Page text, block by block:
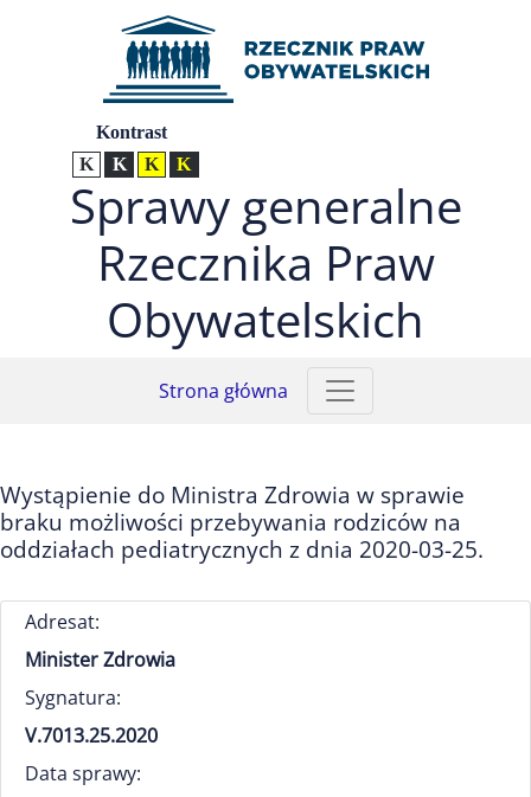
Przejdź do menu głównego (nacisnij Enter)
Przejdź do treści (nacisnij Enter)
Przejdź do mapy serwisu (nacisnij Enter)
UstawieniaKontrast
Kontrast normalny
Kontrast biały tekst na czarnym
Kontrast czarny tekst na żółtym
Sprawy generalne
Rzecznika Praw
Obywatelskich
Strona główna
Wystąpienie do Ministra Zdrowia w sprawie
braku możliwości przebywania rodziców na
oddziałach pediatrycznych z dnia 2020-03-25.
Adresat:
Minister Zdrowia
Sygnatura:
V.7013.25.2020
Data sprawy: